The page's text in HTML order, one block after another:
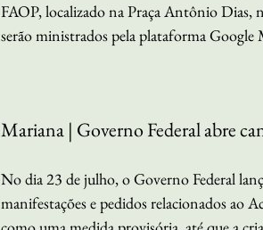
FAOP, localizado na Praça Antônio Dias,
serão ministrados pela plataforma
Mariana | Governo Federal abre
No dia 23 de julho, o Governo Federal
manifestações e pedidos relacionados ao